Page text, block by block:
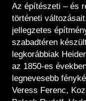
Régészet
Tagintézmények
Felnőttképzés
Közérdekű adatok
Képcsarnok
Történeti Fényképtár
Éremtár
Adattár
Központi Könyvtár
Az építészeti – és
történeti
jellegzetes
szabadtéren
legkorábbiak
az 1850-es
legnevesebb
Veress Ferenc,